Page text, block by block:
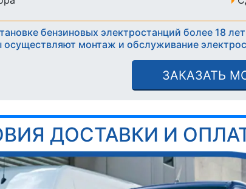
бензиновых электростанций более 18 лет
монтаж и обслуживание
ЗАКАЗАТЬ
ДОСТАВКИ И